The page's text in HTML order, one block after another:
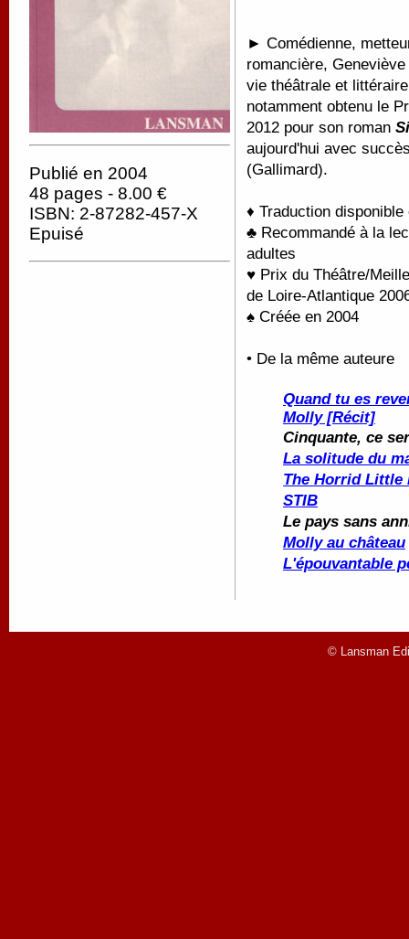
Publié en 2004
48 pages - 8.00 €
ISBN: 2-87282-457-X
Epuisé
► Comédienne,
romancière,
vie théâtrale et
notamment obtenu le
2012 pour son roman
aujourd'hui avec
(Gallimard).
♦ Traduction
♣ Recommandé à la
adultes
♥ Prix du Théâtre/
de Loire-Atlantique
♠ Créée en 2004
• De la même auteure
Quand tu es
Molly [Récit]
Cinquante, ce
La solitude du
The Horrid Little
STIB
Le pays sans
Molly au château
L'épouvantable
© Lansman